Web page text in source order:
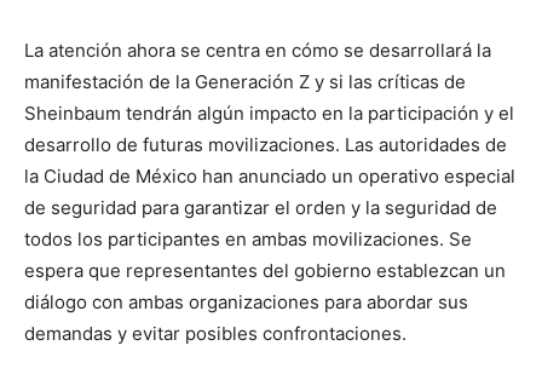
La atención ahora se centra en cómo se desarrollará la
manifestación de la Generación Z y si las críticas de
Sheinbaum tendrán algún impacto en la participación y el
desarrollo de futuras movilizaciones. Las autoridades de
la Ciudad de México han anunciado un operativo especial
de seguridad para garantizar el orden y la seguridad de
todos los participantes en ambas movilizaciones. Se
espera que representantes del gobierno establezcan un
diálogo con ambas organizaciones para abordar sus
demandas y evitar posibles confrontaciones.